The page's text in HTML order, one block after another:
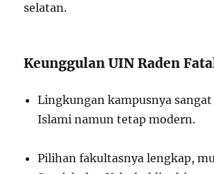
selatan.
Keunggulan UIN Raden
Lingkungan kampusnya
Islami namun tetap modern.
Pilihan fakultasnya lengkap,